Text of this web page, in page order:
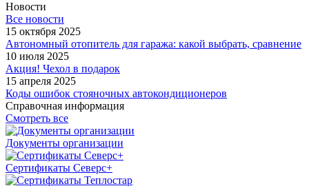
Новости
Все новости
15 октября 2025
Автономный отопитель для гаража: какой выбрать, сравнение
10 июля 2025
Акция! Чехол в подарок
15 апреля 2025
Коды ошибок стояночных автокондиционеров
Справочная информация
Смотреть все
Документы организации
Сертификаты Северс+